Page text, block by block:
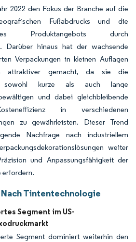
2022 den Fokus der Branche auf die
Fußabdrucks und die
Produktangebots durch
Darüber hinaus hat der wachsende
Verpackungen in kleinen Auflagen
attraktiver gemacht, da sie die
sowohl kurze als auch lange
und dabei gleichbleibende
in verschiedenen
zu gewährleisten. Dieser Trend
Nachfrage nach industriellem
weiter
und Anpassungsfähigkeit der
erfordern.
Tintentechnologie
Segment im US-
Segment dominiert weiterhin den